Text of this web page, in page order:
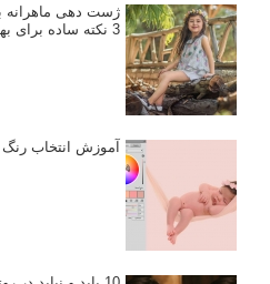
ژست دهی ماهرانه
3 نکته ساده برای بهبود عکاسی پرتره
آموزش انتخاب